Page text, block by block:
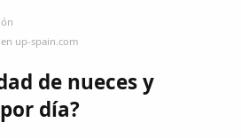
up-spain.com
de nueces y
día?